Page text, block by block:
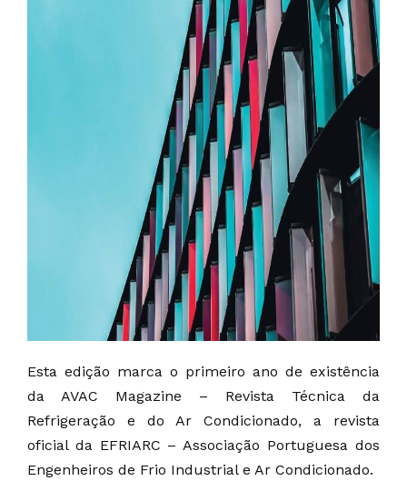
Esta edição marca o primeiro ano de existência
da AVAC Magazine – Revista Técnica da
Refrigeração e do Ar Condicionado, a revista
oficial da EFRIARC – Associação Portuguesa dos
Engenheiros de Frio Industrial e Ar Condicionado.